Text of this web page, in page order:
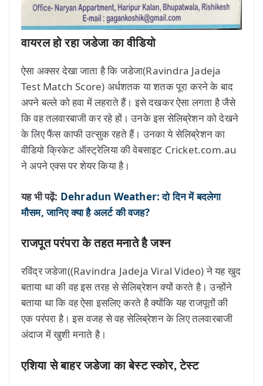
वायरल हो रहा जडेजा का वीडियो
ऐसा अक्सर देखा जाता है कि जडेजा(Ravindra Jadeja
Test Match Score) अर्धशतक या शतक पूरा करने के बाद
अपने बल्ले को हवा में लहराते हैं। इसे दखकर ऐसा लगता है जैसे
कि वह तलवारबाजी कर रहे हों। उनके इस सेलिब्रेशन को देखने
के लिए फैंस काफी उत्सुक रहते हैं। उनका ये सेलिब्रेशन का
वीडियो क्रिकेट ऑस्ट्रेलिया की वेबसाइट Cricket.com.au
ने अपने एक्स पर शेयर किया है।
यह भी पढ़ें: Dehradun Weather: दो दिन में बदलेगा
मौसम, जानिए क्या है अलर्ट की वजह?
राजपूत परंपरा के तहत मनाते है जश्न
रविंद्र जडेजा((Ravindra Jadeja Viral Video) ने यह खुद
बताया था की वह इस तरह से सेलिब्रेशन क्यों करते है। उन्होंने
बताया था कि वह ऐसा इसलिए करते है क्योंकि यह राजपूतों की
एक परंपरा है। इस वजह से वह सेलिब्रेशन के लिए तलवारबाजी
अंदाज में खुशी मनाते है।
एशिया से बाहर जडेजा का बेस्ट स्कोर, टेस्ट